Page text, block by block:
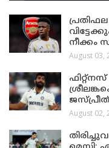
നീക്കം
August 03,
ഫിറ്റ്നസ്
August 02,